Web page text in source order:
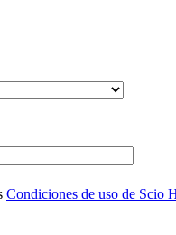
Condiciones de uso de Scio